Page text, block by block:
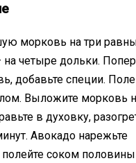
морковь на три
четыре дольки.
добавьте специи.
Выложите морковь
в духовку,
Авокадо нарежьте
соком